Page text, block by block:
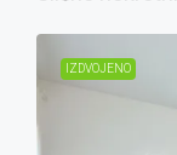
IZDVOJENO